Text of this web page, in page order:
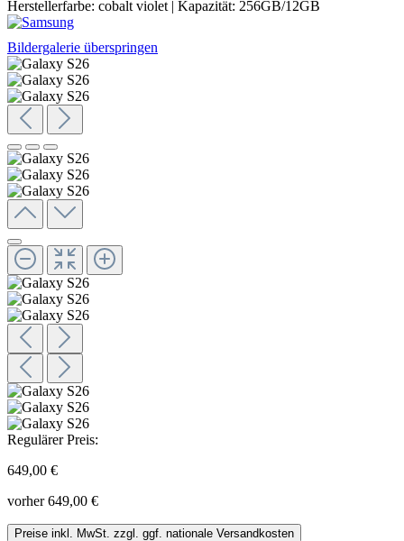
Herstellerfarbe: cobalt violet | Kapazität: 256GB/12GB
Bildergalerie überspringen
Regulärer Preis:
649,00 €
vorher 649,00 €
Preise inkl. MwSt. zzgl. ggf. nationale Versandkosten